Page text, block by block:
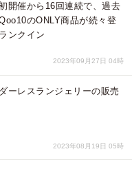
開催から16回連続で、過去
のONLY商品が続々登
ンクイン
2023年09月27日 04時
ーレスランジェリーの販売
2023年08月19日 05時